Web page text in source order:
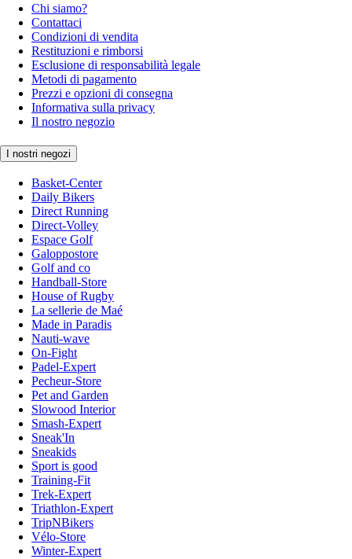
Chi siamo?
Contattaci
Condizioni di vendita
Restituzioni e rimborsi
Esclusione di responsabilità legale
Metodi di pagamento
Prezzi e opzioni di consegna
Informativa sulla privacy
Il nostro negozio
I nostri negozi
Basket-Center
Daily Bikers
Direct Running
Direct-Volley
Espace Golf
Galoppostore
Golf and co
Handball-Store
House of Rugby
La sellerie de Maé
Made in Paradis
Nauti-wave
On-Fight
Padel-Expert
Pecheur-Store
Pet and Garden
Slowood Interior
Smash-Expert
Sneak'In
Sneakids
Sport is good
Training-Fit
Trek-Expert
Triathlon-Expert
TripNBikers
Vélo-Store
Winter-Expert